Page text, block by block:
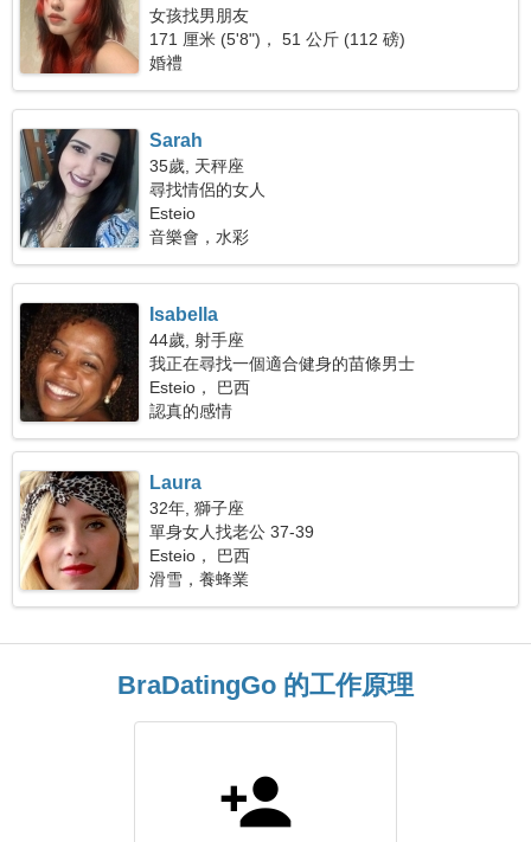
女孩找男朋友
171 厘米 (5'8")， 51 公斤 (112 磅)
婚禮
Sarah
35歲, 天秤座
尋找情侶的女人
Esteio
音樂會，水彩
Isabella
44歲, 射手座
我正在尋找一個適合健身的苗條男士
Esteio， 巴西
認真的感情
Laura
32年, 獅子座
單身女人找老公 37-39
Esteio， 巴西
滑雪，養蜂業
BraDatingGo 的工作原理